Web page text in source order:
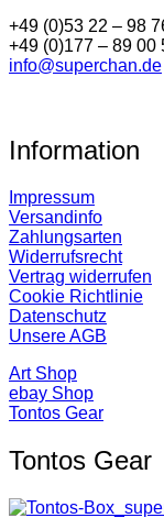
+49 (0)53 22 – 98
+49 (0)177 – 89 00
info@superchan.de
Information
Impressum
Versandinfo
Zahlungsarten
Widerrufsrecht
Vertrag widerrufen
Cookie Richtlinie
Datenschutz
Unsere AGB
Art Shop
ebay Shop
Tontos Gear
Tontos Gear